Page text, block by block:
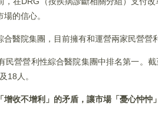
的信心。
醫院集團，目前擁有和運營兩家民營營
民營營利性綜合醫院集團中排名第一。
18人。
收不增利」的矛盾，讓市場「憂心忡忡」